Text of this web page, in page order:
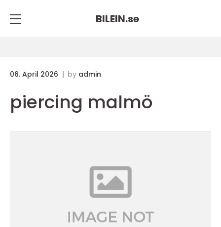
BILEIN.se
06. April 2026 by admin
piercing malmö